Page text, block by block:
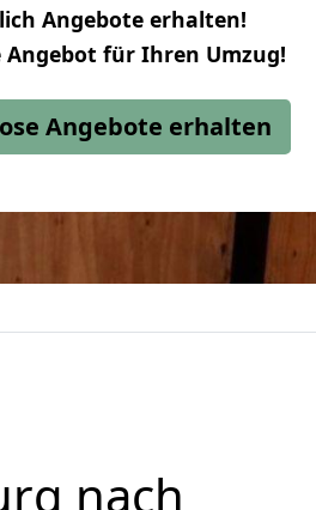
Angebote erhalten!
Angebot für Ihren Umzug!
Angebote erhalten
nach